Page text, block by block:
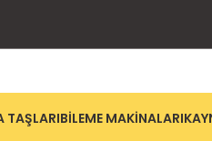
TAŞLARIBİLEME MAKİNALARI